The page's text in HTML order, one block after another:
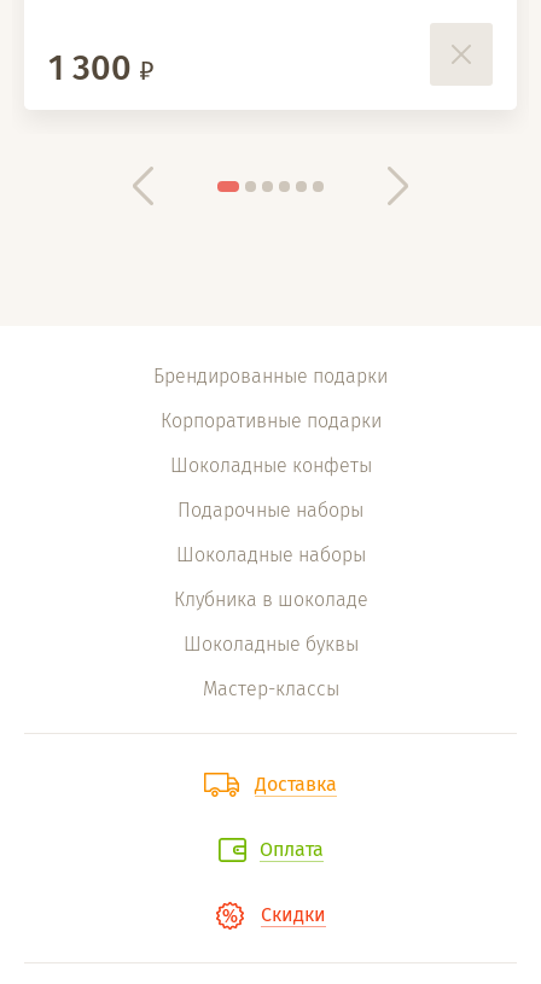
1 300
Брендированные подарки
Корпоративные подарки
Шоколадные конфеты
Подарочные наборы
Шоколадные наборы
Клубника в шоколаде
Шоколадные буквы
Мастер-классы
Доставка
Оплата
Скидки